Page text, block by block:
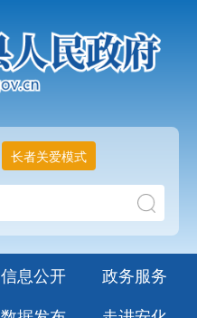
长者关爱模式
信息公开
政务服务